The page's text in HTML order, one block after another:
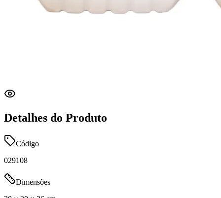
Detalhes do Produto
Código
029108
Dimensões